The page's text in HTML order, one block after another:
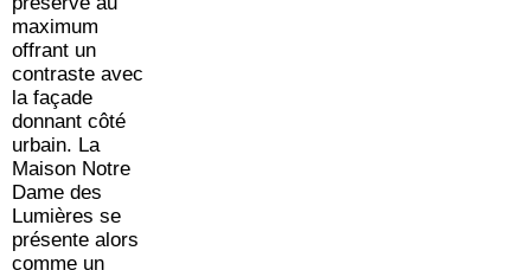
maximum
offrant un
contraste avec
la façade
donnant côté
urbain. La
Maison Notre
Dame des
Lumières se
présente alors
comme un